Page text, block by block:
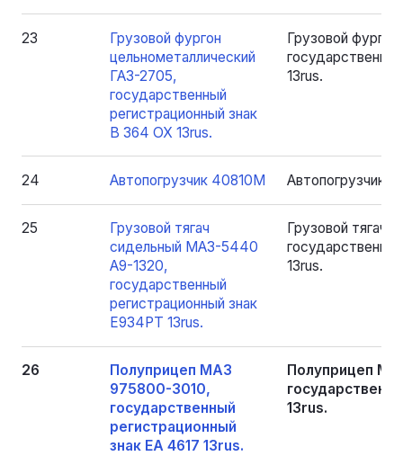
23
Грузовой фургон
цельнометаллический
ГАЗ-2705,
государственный
регистрационный знак
В 364 ОХ 13rus.
Грузовой
13rus.
24 Автопогрузчик 40810М Автопогрузчик
25
Грузовой тягач
сидельный МАЗ-5440
А9-1320,
государственный
регистрационный знак
Е934РТ 13rus.
Грузовой тягач
13rus.
26
Полуприцеп МАЗ
975800-3010,
государственный
регистрационный
знак ЕА 4617 13rus.
Полуприцеп
13rus.